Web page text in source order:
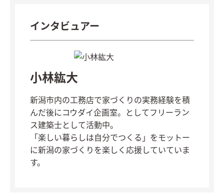
インタビュアー
小林紘大
新潟市内の工務店で家づくりの実務経験を積
んだ後にコウダイ企画室。としてフリーラン
ス建築士として活動中。
「楽しい暮らしは自分でつくる」をモットー
に新潟の家づくりを楽しく応援していていま
す。